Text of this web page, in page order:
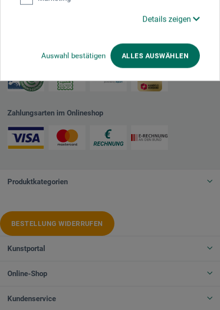
Details zeigen
Auswahl bestätigen ALLES AUSWÄHLEN
Ausgezeichnet sicher
Zahlungsarten im Onlineshop
Produktkategorien
BESTELLUNG WIDERRUFEN
Kunstportal
Online-Shop
Kundenservice